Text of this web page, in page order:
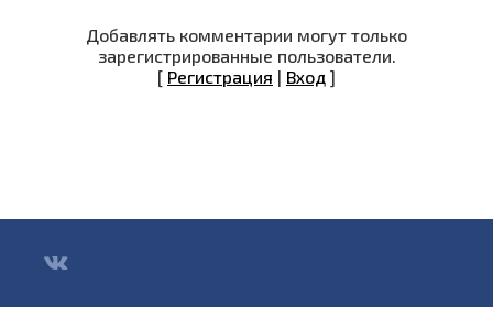
Добавлять комментарии могут только
зарегистрированные пользователи.
[ Регистрация | Вход ]